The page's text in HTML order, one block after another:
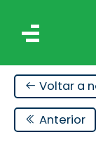
Voltar a
Anterior